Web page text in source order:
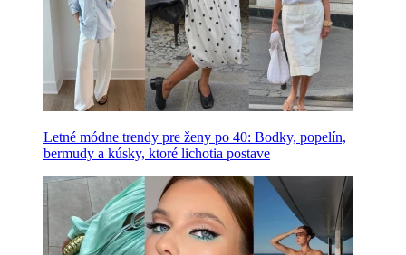
Letné módne trendy pre ženy po 40: Bodky, popelín,
bermudy a kúsky, ktoré lichotia postave